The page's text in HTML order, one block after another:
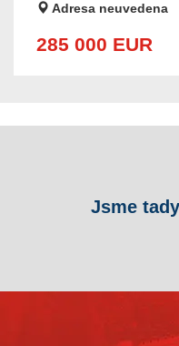
Adresa neuvedena
285 000 EUR
Jsme